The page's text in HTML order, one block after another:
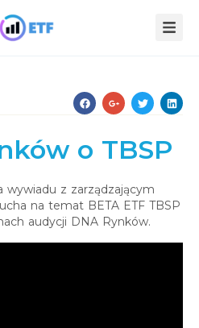
WIEDZY
O NAS o TBSP
wywiadu z zarządzającym
na temat BETA ETF TBSP
audycji DNA Rynków.